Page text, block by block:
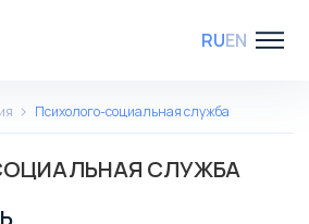
RUEN
Психолого-социальная служба
СЛУЖБА